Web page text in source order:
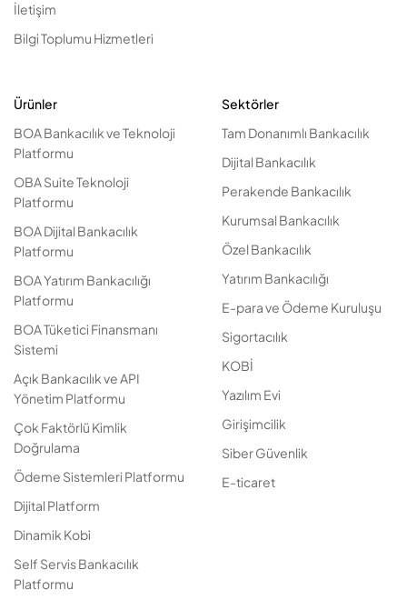
İletişim
Bilgi Toplumu Hizmetleri
Ürünler
BOA Bankacılık ve Teknoloji
Platformu
OBA Suite Teknoloji
Platformu
BOA Dijital Bankacılık
Platformu
BOA Yatırım Bankacılığı
Platformu
BOA Tüketici Finansmanı
Sistemi
Açık Bankacılık ve API
Yönetim Platformu
Çok Faktörlü Kimlik
Doğrulama
Ödeme Sistemleri Platformu
Dijital Platform
Dinamik Kobi
Self Servis Bankacılık
Platformu
Sektörler
Tam Donanımlı Bankacılık
Dijital Bankacılık
Perakende Bankacılık
Kurumsal Bankacılık
Özel Bankacılık
Yatırım Bankacılığı
E-para ve Ödeme Kuruluşu
Sigortacılık
KOBİ
Yazılım Evi
Girişimcilik
Siber Güvenlik
E-ticaret